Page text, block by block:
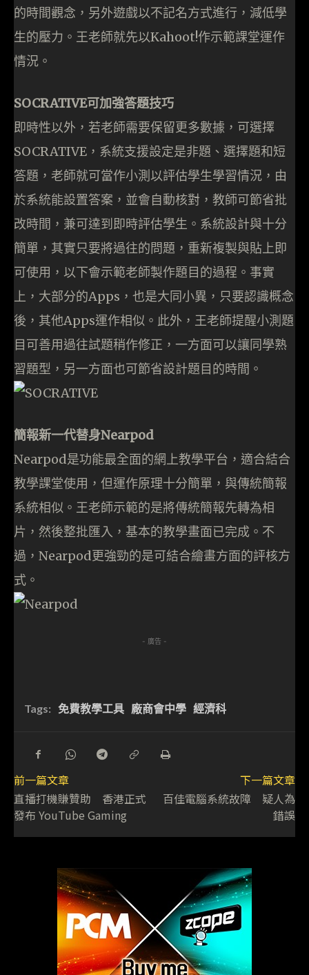
的時間觀念，另外遊戲以不記名方式進行，減低學
生的壓力。王老師就先以Kahoot!作示範課堂運作
情況。
SOCRATIVE可加強答題技巧
即時性以外，若老師需要保留更多數據，可選擇
SOCRATIVE，系統支援設定是非題、選擇題和短
答題，老師就可當作小測以評估學生學習情況，由
於系統能設置答案，並會自動核對，教師可節省批
改時間，兼可達到即時評估學生。系統設計與十分
簡單，其實只要將過往的問題，重新複製與貼上即
可使用，以下會示範老師製作題目的過程。事實
上，大部分的Apps，也是大同小異，只要認識概念
後，其他Apps運作相似。此外，王老師提醒小測題
目可善用過往試題稍作修正，一方面可以讓同學熟
習題型，另一方面也可節省設計題目的時間。
簡報新一代替身Nearpod
Nearpod是功能最全面的網上教學平台，適合結合
教學課堂使用，但運作原理十分簡單，與傳統簡報
系統相似。王老師示範的是將傳統簡報先轉為相
片，然後整批匯入，基本的教學畫面已完成。不
過，Nearpod更強勁的是可結合繪畫方面的評核方
式。
- 廣告 -
Tags: 免費教學工具 廠商會中學 經濟科
前一篇文章
直播打機賺贊助 香港正式
發布 YouTube Gaming
下一篇文章
百佳電腦系統故障 疑人為
錯誤